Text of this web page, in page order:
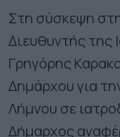
Στη σύσκεψη
Διευθυντής της
Γρηγόρης
Δημάρχου για
Λήμνου σε
Δήμαρχος